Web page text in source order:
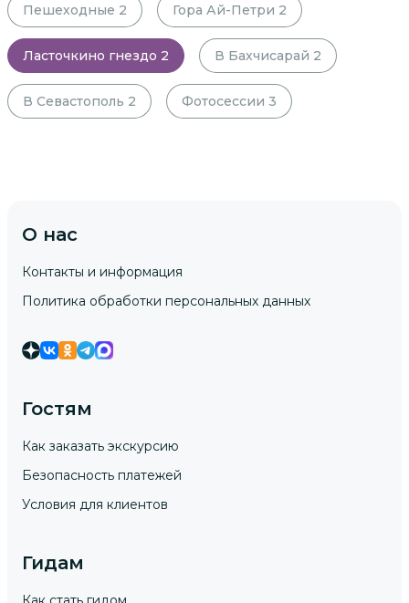
Пешеходные 2 Гора Ай-Петри 2
Ласточкино гнездо 2 В Бахчисарай 2
В Севастополь 2 Фотосессии 3
О нас
Контакты и информация
Политика обработки персональных данных
Гостям
Как заказать экскурсию
Безопасность платежей
Условия для клиентов
Гидам